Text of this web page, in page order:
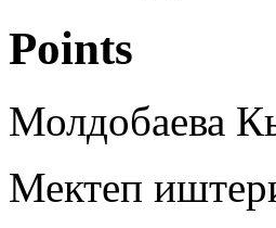
Points
Молдобаева
Мектеп